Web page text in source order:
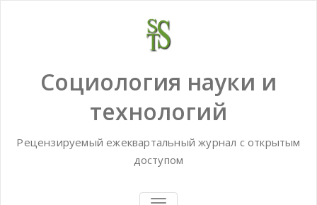
Социология науки и
технологий
Рецензируемый ежеквартальный журнал с открытым
доступом